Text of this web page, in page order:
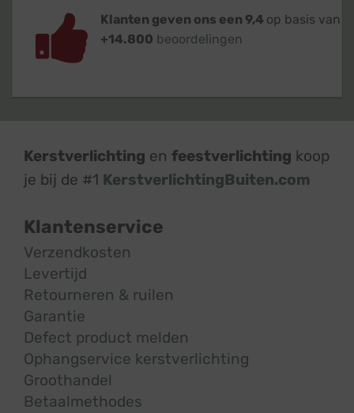
Klanten geven ons een 9,4 op basis van
+14.800 beoordelingen
Kerstverlichting en feestverlichting koop
je bij de #1 KerstverlichtingBuiten.com
Klantenservice
Verzendkosten
Levertijd
Retourneren & ruilen
Garantie
Defect product melden
Ophangservice kerstverlichting
Groothandel
Betaalmethodes